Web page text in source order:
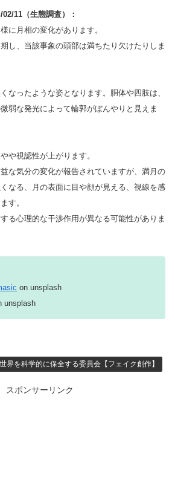
02/11（生態調査）：
に月相の変化があります。
し、当該事象の頭部は満ちたり欠けたりしま
なったような姿となります。胴体や四肢は、
弱な発光によって輪郭がぼんやりと見えま
や視認性が上がります。
な気分の変化が報告されていますが、満月の
なる、月の表面に目や顔が見える、視線を感
す。
る心理的な干渉作用が異なる可能性がありま
on unsplash
unsplash
界を科学的に保全する委員会【フェイク創作】
スポンサーリンク